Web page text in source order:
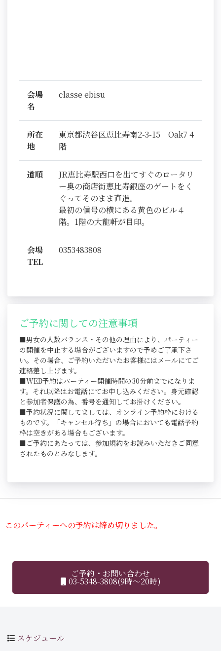
会場
名
classe ebisu
所在
地
東京都渋谷区恵比寿南2-3-15 Oak7 4
階
道順
JR恵比寿駅西口を出てすぐのロータリ
ー奥の商店街恵比寿銀座のゲートをく
ぐってそのまま直進。
最初の信号の横にある黄色のビル４
階。1階の大龍軒が目印。
会場
TEL
0353483808
ご予約に関しての注意事項
■男女の人数バランス・その他の理由により、パーティー
の開催を中止する場合がございますので予めご了承下さ
い。その場合、ご予約いただいたお客様にはメールにてご
連絡差し上げます。
■WEB予約はパーティー開催時間の30分前までになりま
す。それ以降はお電話にてお申し込みください。身元確認
と参加者保護の為、番号を通知してお掛けください。
■予約状況に関してましては、オンライン予約枠における
ものです。「キャンセル待ち」の場合においても電話予約
枠は空きがある場合もございます。
■ご予約にあたっては、参加規約をお読みいただきご同意
されたものとみなします。
このパーティーへの予約は締め切りました。
ご予約・お問い合わせ
03-5348-3808(9時～20時)
スケジュール